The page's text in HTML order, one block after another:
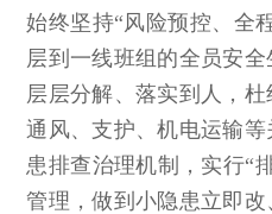
始终坚持“风险预控、全
层到一线班组的全员安
层层分解、落实到人，杜
通风、支护、机电运输
患排查治理机制，实行“
管理，做到小隐患立即